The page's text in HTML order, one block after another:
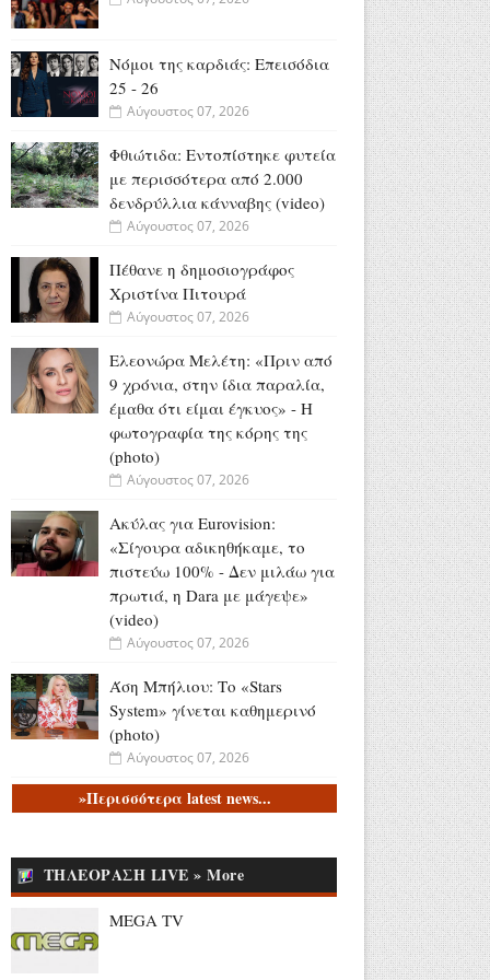
Νόμοι της καρδιάς: Επεισόδια
25 - 26
Αύγουστος 07, 2026
Φθιώτιδα: Εντοπίστηκε φυτεία
με περισσότερα από 2.000
δενδρύλλια κάνναβης (video)
Αύγουστος 07, 2026
Πέθανε η δημοσιογράφος
Χριστίνα Πιτουρά
Αύγουστος 07, 2026
Ελεονώρα Μελέτη: «Πριν από
9 χρόνια, στην ίδια παραλία,
έμαθα ότι είμαι έγκυος» - Η
φωτογραφία της κόρης της
(photo)
Αύγουστος 07, 2026
Ακύλας για Eurovision:
«Σίγουρα αδικηθήκαμε, το
πιστεύω 100% - Δεν μιλάω για
πρωτιά, η Dara με μάγεψε»
(video)
Αύγουστος 07, 2026
Άση Μπήλιου: Το «Stars
System» γίνεται καθημερινό
(photo)
Αύγουστος 07, 2026
Συνελήφθη 31χρονος στη
απόπειρα που τελέστηκαν
στην Ελλάδα (video)
Αύγουστος 07, 2026
»Περισσότερα latest news...
ΤΗΛΕΟΡΑΣΗ LIVE » More
MEGA TV